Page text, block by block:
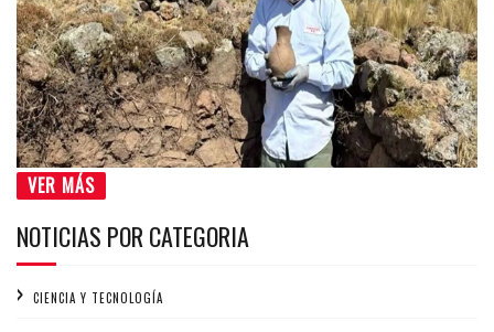
VER MÁS
NOTICIAS POR CATEGORIA
CIENCIA Y TECNOLOGÍA